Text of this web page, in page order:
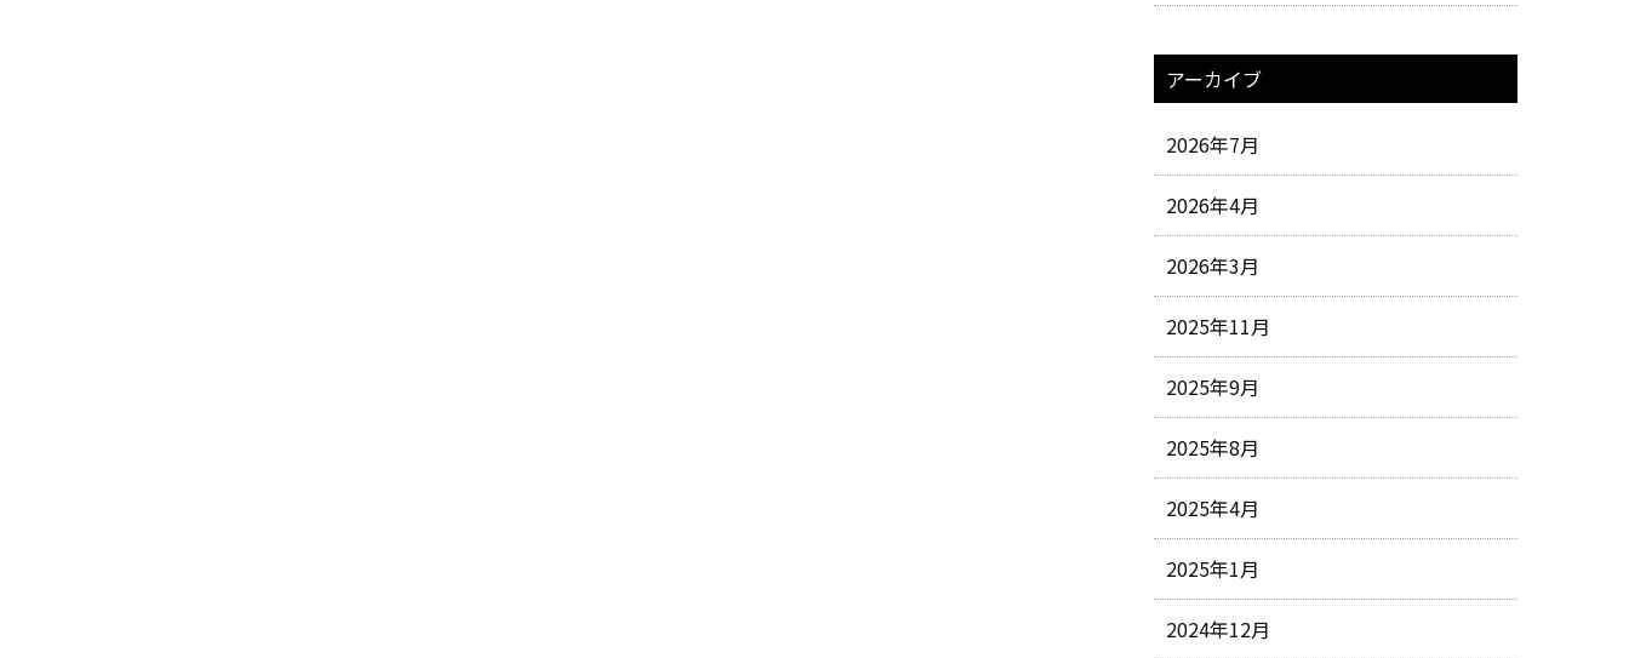
アーカイブ
2026年7月
2026年4月
2026年3月
2025年11月
2025年9月
2025年8月
2025年4月
2025年1月
2024年12月